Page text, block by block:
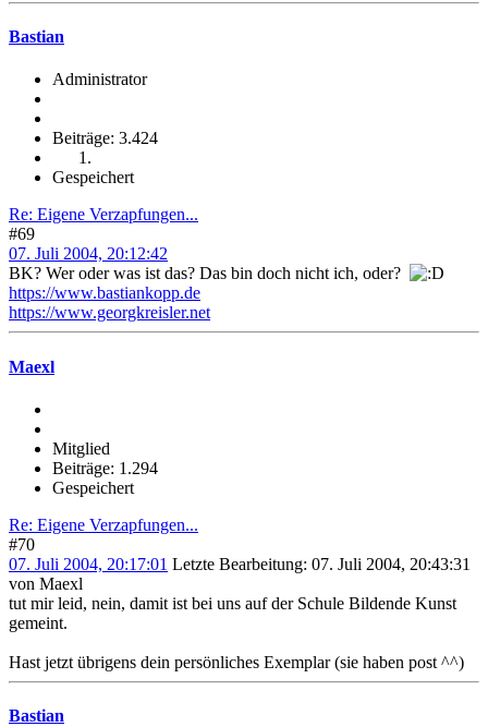
Bastian
Administrator
Beiträge: 3.424
Gespeichert
Re: Eigene Verzapfungen...
#69
07. Juli 2004, 20:12:42
BK? Wer oder was ist das? Das bin doch nicht ich, oder?
https://www.bastiankopp.de
https://www.georgkreisler.net
Maexl
Mitglied
Beiträge: 1.294
Gespeichert
Re: Eigene Verzapfungen...
#70
07. Juli 2004, 20:17:01 Letzte Bearbeitung: 07. Juli 2004, 20:43:31
von Maexl
tut mir leid, nein, damit ist bei uns auf der Schule Bildende Kunst
gemeint.
Hast jetzt übrigens dein persönliches Exemplar (sie haben post ^^)
Bastian